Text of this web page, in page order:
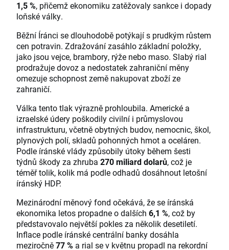
1,5 %, přičemž ekonomiku zatěžovaly sankce i dopady
loňské války.
Běžní Íránci se dlouhodobě potýkají s prudkým růstem
cen potravin. Zdražování zasáhlo základní položky,
jako jsou vejce, brambory, rýže nebo maso. Slabý rial
prodražuje dovoz a nedostatek zahraniční měny
omezuje schopnost země nakupovat zboží ze
zahraničí.
Válka tento tlak výrazně prohloubila. Americké a
izraelské údery poškodily civilní i průmyslovou
infrastrukturu, včetně obytných budov, nemocnic, škol,
plynových polí, skladů pohonných hmot a oceláren.
Podle íránské vlády způsobily útoky během šesti
týdnů škody za zhruba 270 miliard dolarů, což je
téměř tolik, kolik má podle odhadů dosáhnout letošní
íránský HDP.
Mezinárodní měnový fond očekává, že se íránská
ekonomika letos propadne o dalších 6,1 %, což by
představovalo největší pokles za několik desetiletí.
Inflace podle íránské centrální banky dosáhla
meziročně77 % a rial se v květnu propadl na rekordní